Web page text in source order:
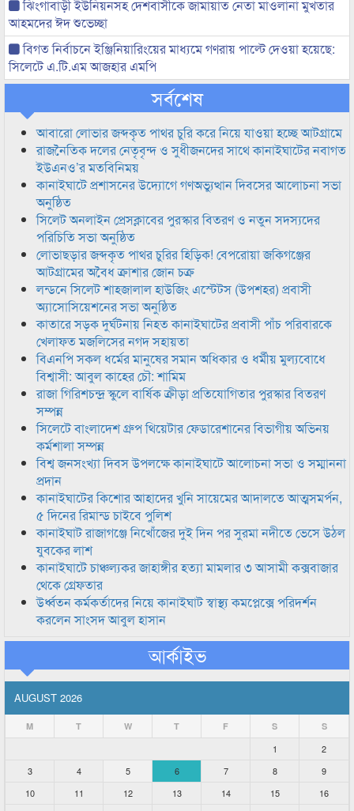
ঝিংগাবাড়ী ইউনিয়নসহ দেশবাসীকে জামায়াত নেতা মাওলানা মুখতার
আহমদের ঈদ শুভেচ্ছা
বিগত নির্বাচনে ইঞ্জিনিয়ারিংয়ের মাধ্যমে গণরায় পাল্টে দেওয়া হয়েছে:
সিলেটে এ.টি.এম আজহার এমপি
সর্বশেষ
আবারো লোভার জব্দকৃত পাথর চুরি করে নিয়ে যাওয়া হচ্ছে আটগ্রামে
রাজনৈতিক দলের নেতৃবৃন্দ ও সুধীজনদের সাথে কানাইঘাটের নবাগত
ইউএনও’র মতবিনিময়
কানাইঘাটে প্রশাসনের উদ্যোগে গণঅভ্যুত্থান দিবসের আলোচনা সভা
অনুষ্ঠিত
সিলেট অনলাইন প্রেসক্লাবের পুরস্কার বিতরণ ও নতুন সদস্যদের
পরিচিতি সভা অনুষ্ঠিত
লোভাছড়ার জব্দকৃত পাথর চুরির হিড়িক! বেপরোয়া জকিগঞ্জের
আটগ্রামের অবৈধ ক্রাশার জোন চক্র
লন্ডনে সিলেট শাহজালাল হাউজিং এস্টেটস (উপশহর) প্রবাসী
অ্যাসোসিয়েশনের সভা অনুষ্ঠিত
কাতারে সড়ক দুর্ঘটনায় নিহত কানাইঘাটের প্রবাসী পাঁচ পরিবারকে
খেলাফত মজলিসের নগদ সহায়তা
বিএনপি সকল ধর্মের মানুষের সমান অধিকার ও ধর্মীয় মুল্যবোধে
বিশ্বাসী: আবুল কাহের চৌ: শামিম
রাজা গিরিশচন্দ্র স্কুলে বার্ষিক ক্রীড়া প্রতিযোগিতার পুরস্কার বিতরণ
সম্পন্ন
সিলেটে বাংলাদেশ গ্রুপ থিয়েটার ফেডারেশানের বিভাগীয় অভিনয়
কর্মশালা সম্পন্ন
বিশ্ব জনসংখ্যা দিবস উপলক্ষে কানাইঘাটে আলোচনা সভা ও সম্মাননা
প্রদান
কানাইঘাটের কিশোর আহাদের খুনি সায়েমের আদালতে আত্মসমর্পন,
৫ দিনের রিমান্ড চাইবে পুলিশ
কানাইঘাট রাজাগঞ্জে নিখোঁজের দুই দিন পর সুরমা নদীতে ভেসে উঠল
যুবকের লাশ
কানাইঘাটে চাঞ্চল্যকর জাহাঙ্গীর হত্যা মামলার ৩ আসামী কক্সবাজার
থেকে গ্রেফতার
উর্ধ্বতন কর্মকর্তাদের নিয়ে কানাইঘাট স্বাস্থ্য কমপ্লেক্সে পরিদর্শন
করলেন সাংসদ আবুল হাসান
আর্কাইভ
AUGUST 2026
M T W T F S S
1
2
3
4 5 6 7 8
9
10
11 12 13 14 15
16